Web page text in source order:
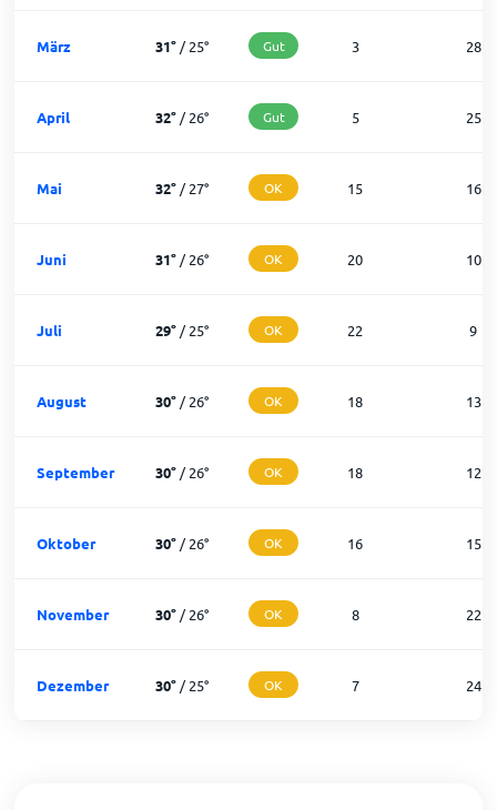
März 31°/25° Gut 3 28
April 32°/26° Gut 5 25
Mai 32°/27° OK 15 16
Juni 31°/26° OK 20 10
Juli 29°/25° OK 22 9
August 30°/26° OK 18 13
September 30°/26° OK 18 12
Oktober 30°/26° OK 16 15
November 30°/26° OK 8 22
Dezember 30°/25° OK 7 24